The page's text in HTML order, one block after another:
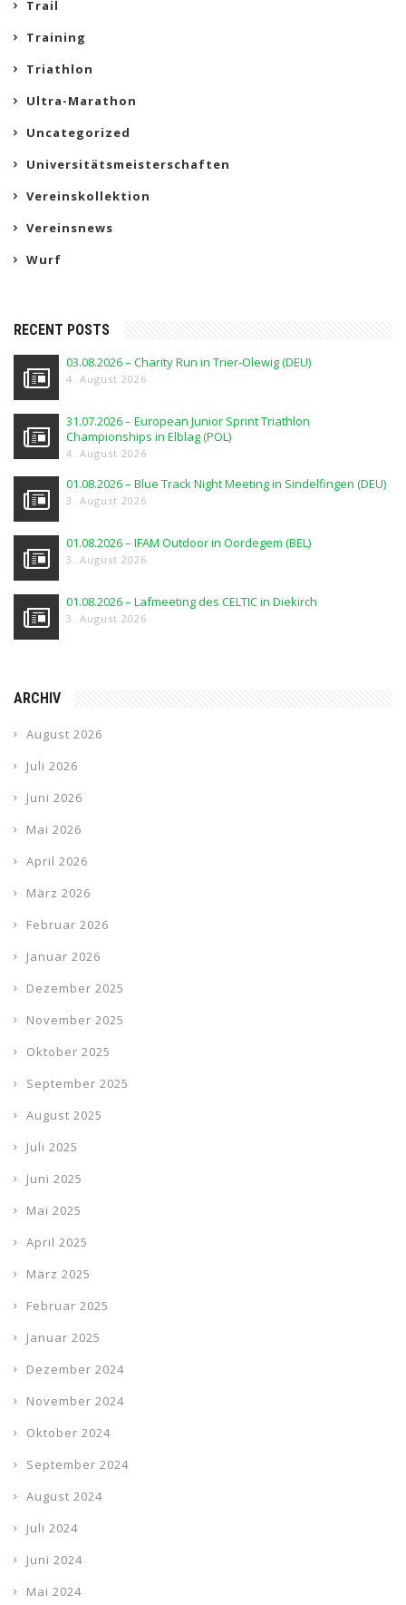
Trail
Training
Triathlon
Ultra-Marathon
Uncategorized
Universitätsmeisterschaften
Vereinskollektion
Vereinsnews
Wurf
RECENT POSTS
03.08.2026 – Charity Run in Trier-Olewig (DEU)
4. August 2026
31.07.2026 – European Junior Sprint Triathlon
Championships in Elblag (POL)
4. August 2026
01.08.2026 – Blue Track Night Meeting in Sindelfingen (DEU)
3. August 2026
01.08.2026 – IFAM Outdoor in Oordegem (BEL)
3. August 2026
01.08.2026 – Lafmeeting des CELTIC in Diekirch
3. August 2026
ARCHIV
August 2026
Juli 2026
Juni 2026
Mai 2026
April 2026
März 2026
Februar 2026
Januar 2026
Dezember 2025
November 2025
Oktober 2025
September 2025
August 2025
Juli 2025
Juni 2025
Mai 2025
April 2025
März 2025
Februar 2025
Januar 2025
Dezember 2024
November 2024
Oktober 2024
September 2024
August 2024
Juli 2024
Juni 2024
Mai 2024